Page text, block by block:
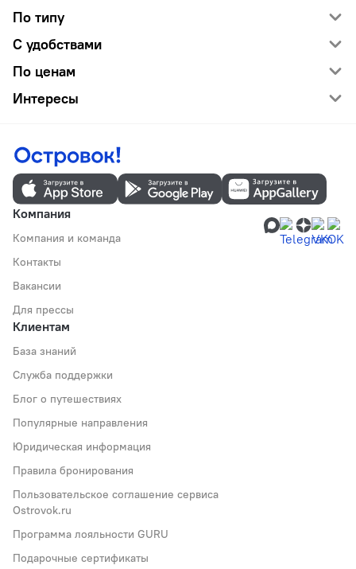
По типу
С удобствами
По ценам
Интересы
Компания
Компания и команда
Контакты
Вакансии
Для прессы
Клиентам
База знаний
Служба поддержки
Блог о путешествиях
Популярные направления
Юридическая информация
Правила бронирования
Пользовательское соглашение сервиса
Ostrovok.ru
Программа лояльности GURU
Подарочные сертификаты